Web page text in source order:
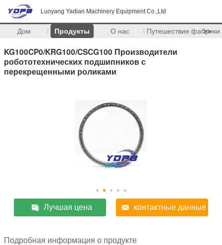
Luoyang Yadian Machinery Equipment Co.,Ltd
Дом Продукты О нас Путешествие фабрики
>>
KG100CP0/KRG100/CSCG100 Производители
робототехнических подшипников с
перекрещенными роликами
Лучшая цена контактные данные
Подробная информация о продукте